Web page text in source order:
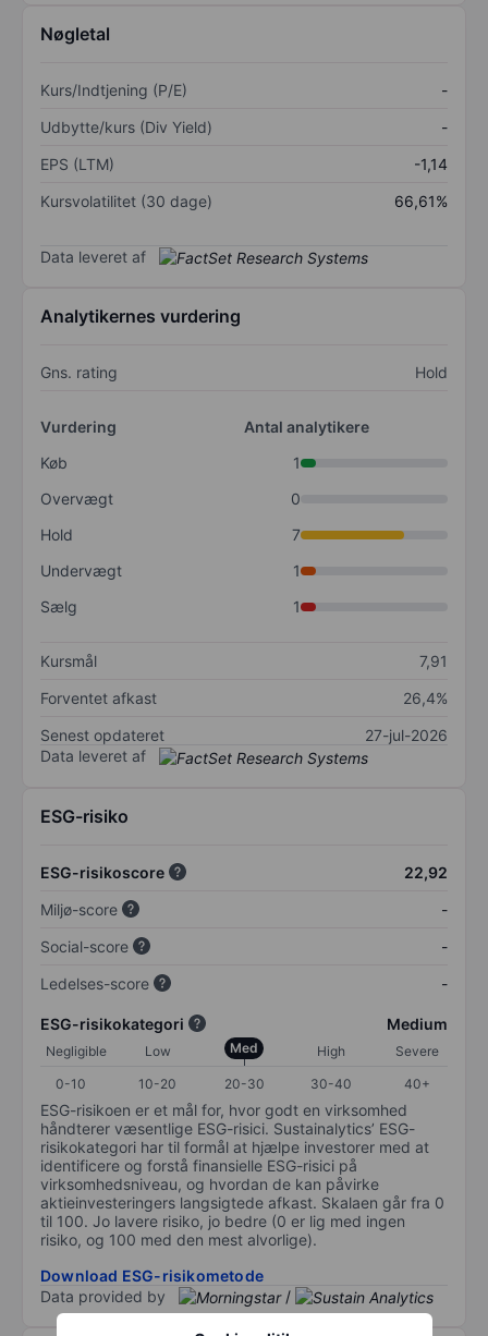
Nøgletal
Kurs/Indtjening (P/E)
-
Udbytte/kurs (Div Yield)
-
EPS (LTM)
-1,14
Kursvolatilitet (30 dage)
66,61%
Data leveret af
Analytikernes vurdering
Gns. rating Hold
Vurdering
Antal analytikere
Køb
1
Overvægt
0
Hold
7
Undervægt
1
Sælg
1
Kursmål
7,91
Forventet afkast
26,4%
Senest opdateret
27-jul-2026
Data leveret af
ESG-risiko
ESG-risikoscore
22,92
Miljø-score
-
Social-score
-
Ledelses-score
-
ESG-risikokategori Medium
Negligible Low Med High
Severe
0-10
10-20 20-30 30-40 40+
ESG-risikoen er et mål for, hvor godt en virksomhed
håndterer væsentlige ESG-risici. Sustainalytics’ ESG-
risikokategori har til formål at hjælpe investorer med at
identificere og forstå finansielle ESG-risici på
virksomhedsniveau, og hvordan de kan påvirke
aktieinvesteringers langsigtede afkast. Skalaen går fra 0
til 100. Jo lavere risiko, jo bedre (0 er lig med ingen
risiko, og 100 med den mest alvorlige).
Download ESG-risikometode
Data provided by
/